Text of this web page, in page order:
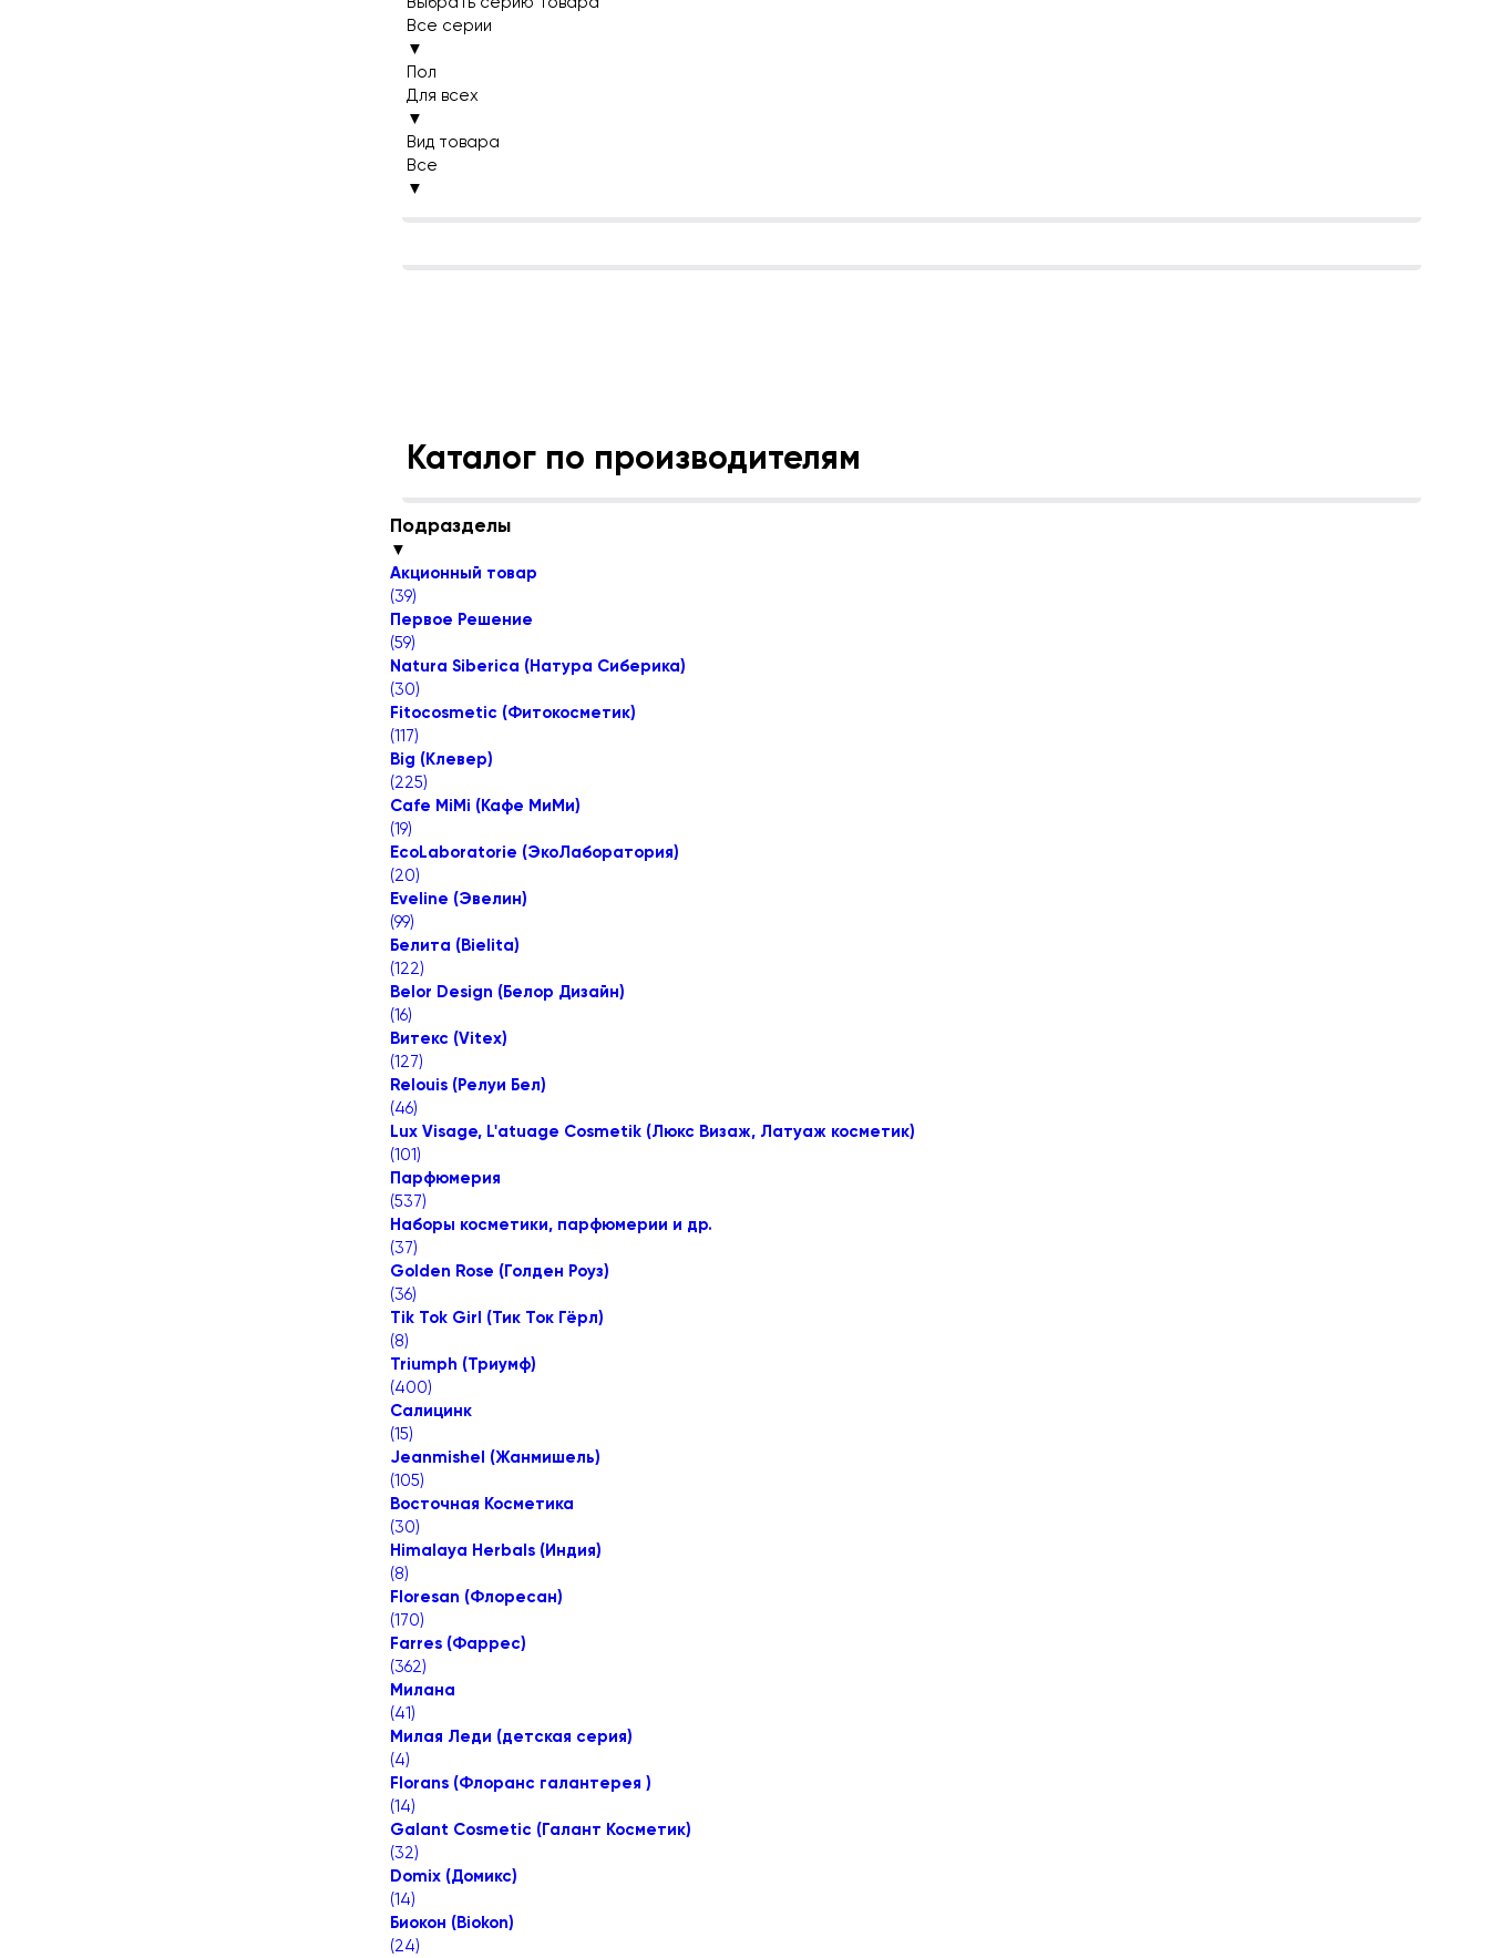
Все серии
▼
Пол
Для всех
▼
Вид товара
Все
▼
Каталог по производителям
Подразделы
▼
Акционный товар
(39)
Первое Решение
(59)
Natura Siberica (Натура Сиберика)
(30)
Fitocosmetic (Фитокосметик)
(117)
Big (Клевер)
(225)
Cafe MiMi (Кафе МиМи)
(19)
EcoLaboratorie (ЭкоЛаборатория)
(20)
Eveline (Эвелин)
(99)
Белита (Bielita)
(122)
Belor Design (Белор Дизайн)
(16)
Витекс (Vitex)
(127)
Relouis (Релуи Бел)
(46)
Lux Visage, L'atuage Cosmetik (Люкс Визаж, Латуаж косметик)
(101)
Парфюмерия
(537)
Наборы косметики, парфюмерии и др.
(37)
Golden Rose (Голден Роуз)
(36)
Tik Tok Girl (Тик Ток Гёрл)
(8)
Triumph (Триумф)
(400)
Салицинк
(15)
Jeanmishel (Жанмишель)
(105)
Восточная Косметика
(30)
Himalaya Herbals (Индия)
(8)
Floresan (Флоресан)
(170)
Farres (Фаррес)
(362)
Милана
(41)
Милая Леди (детская серия)
(4)
Florans (Флоранс галантерея )
(14)
Galant Cosmetic (Галант Косметик)
(32)
Domix (Домикс)
(14)
Биокон (Biokon)
(24)